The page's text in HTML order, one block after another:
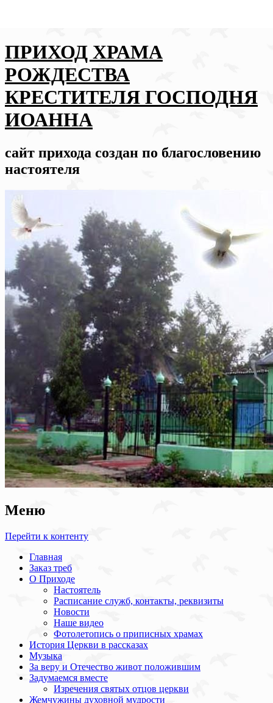
ПРИХОД ХРАМА
РОЖДЕСТВА
КРЕСТИТЕЛЯ ГОСПОДНЯ
ИОАННА
сайт прихода создан по благословению
настоятеля
Меню
Перейти к контенту
Главная
Заказ треб
О Приходе
Настоятель
Расписание служб, контакты, реквизиты
Новости
Наше видео
Фотолетопись о приписных храмах
История Церкви в рассказах
Музыка
За веру и Отечество живот положившим
Задумаемся вместе
Изречения святых отцов церкви
Жемчужины духовной мудрости